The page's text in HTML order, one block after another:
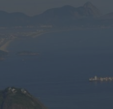
e em